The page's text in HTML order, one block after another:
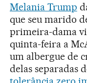
Melania Trump
que seu marido
primeira-dama
quinta-feira a
um albergue de
delas separadas